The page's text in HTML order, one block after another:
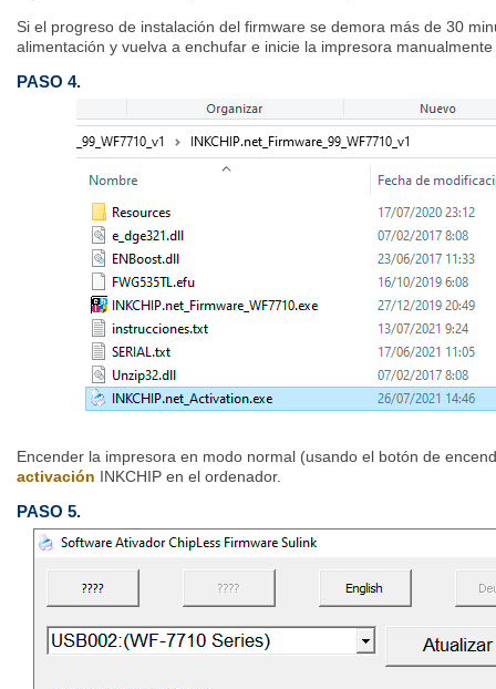
Si el progreso de instalación del firmware se demora más de 30
alimentación y vuelva a enchufar e inicie la impresora
PASO 4.
Encender la impresora en modo normal (usando el botón de
activación INKCHIP en el ordenador.
PASO 5.